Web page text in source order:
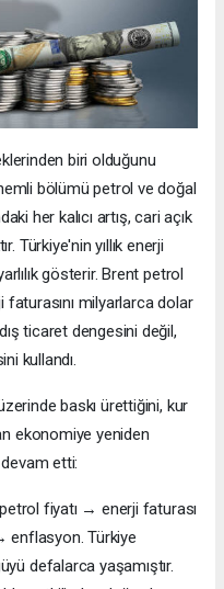
biri olduğunu
bölümü petrol ve doğal
her kalıcı artış, cari açık
Türkiye'nin yıllık enerji
gösterir. Brent petrol
faturasını milyarlarca dolar
ticaret dengesini değil,
kullandı.
baskı ürettiğini, kur
ekonomiye yeniden
etti:
fiyatı → enerji faturası
Türkiye
defalarca yaşamıştır.